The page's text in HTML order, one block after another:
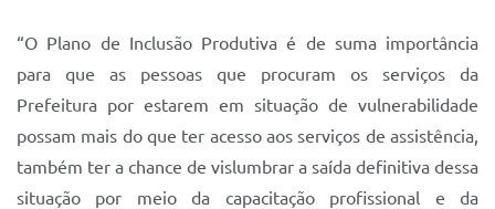
“O Plano de Inclusão Produtiva é de suma importância
para que as pessoas que procuram os serviços da
Prefeitura por estarem em situação de vulnerabilidade
possam mais do que ter acesso aos serviços de assistência,
também ter a chance de vislumbrar a saída definitiva dessa
situação por meio da capacitação profissional e da